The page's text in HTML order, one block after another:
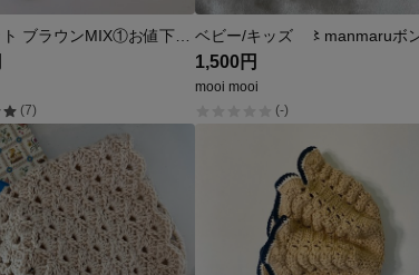
ボンネット ブラウンMIX①お値下けしました‼️
(7)
1,500円
mooi mooi
(-)